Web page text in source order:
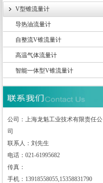
上海龙魁工业技术有限责任公司
V型锥流量计
导热油流量计
自整流V锥流量计
高温气体流量计
智能一体型V锥流量计
公司：上海龙魁工业技术有限责任公
司
联系人：刘先生
电话：021-61995682
传真：
手机：13918558055,15358831790